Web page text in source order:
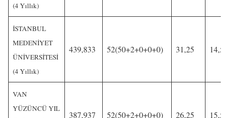
(4 Yıllık)
İSTANBUL
MEDENİYET
ÜNİVERSİTESİ
(4 Yıllık)
439,833 52(50+2+0+0+0) 31,25 14,50
VAN
YÜZÜNCÜ YIL
387,937 52(50+2+0+0+0) 26,25 15,50